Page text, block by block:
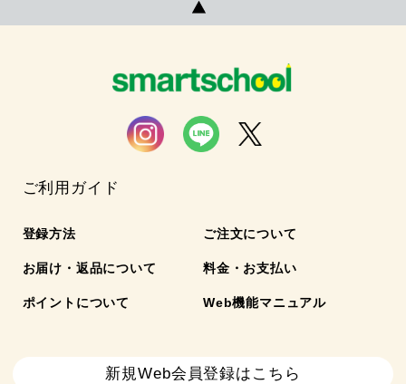
ご利用ガイド
登録方法 ご注文について
お届け・返品について 料金・お支払い
ポイントについて Web機能マニュアル
新規Web会員登録はこちら